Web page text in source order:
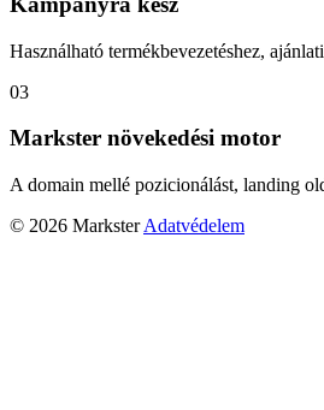
Használható termékbevezetéshez,
03
Markster növekedési motor
A domain mellé pozicionálást, landing
© 2026 Markster Adatvédelem